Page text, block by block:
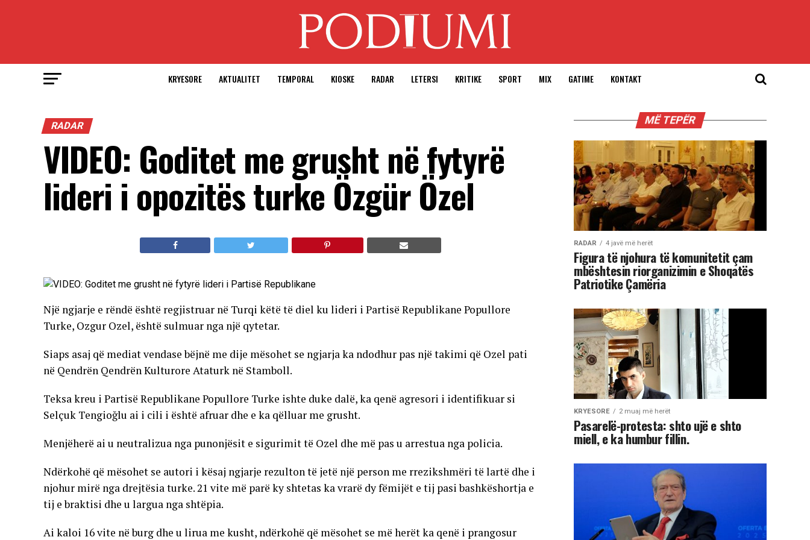
KRYESORE AKTUALITET TEMPORAL KIOSKE RADAR LETERSI KRITIKE SPORT MIX GATIME KONTAKT
RADAR
VIDEO: Goditet me grusht në fytyrë
lideri i opozitës turke Özgür Özel
Një ngjarje e rëndë është regjistruar në Turqi këtë të diel ku lideri i Partisë Republikane Popullore
Turke, Ozgur Ozel, është sulmuar nga një qytetar.
Siaps asaj që mediat vendase bëjnë me dije mësohet se ngjarja ka ndodhur pas një takimi që Ozel pati
në Qendrën Qendrën Kulturore Ataturk në Stamboll.
Teksa kreu i Partisë Republikane Popullore Turke ishte duke dalë, ka qenë agresori i identifikuar si
Selçuk Tengioğlu ai i cili i është afruar dhe e ka qëlluar me grusht.
Menjëherë ai u neutralizua nga punonjësit e sigurimit të Ozel dhe më pas u arrestua nga policia.
Ndërkohë që mësohet se autori i kësaj ngjarje rezulton të jetë një person me rrezikshmëri të lartë dhe i
njohur mirë nga drejtësia turke. 21 vite më parë ky shtetas ka vrarë dy fëmijët e tij pasi bashkëshortja e
tij e braktisi dhe u largua nga shtëpia.
Ai kaloi 16 vite në burg dhe u lirua me kusht, ndërkohë që mësohet se më herët ka qenë i prangosur
MË TEPËR
RADAR 4 javë më herët
Figura të njohura të komunitetit çam
mbështesin riorganizimin e Shoqatës
Patriotike Çamëria
KRYESORE 2 muaj më herët
Pasarelë-protesta: shto ujë e shto
miell, e ka humbur fillin.